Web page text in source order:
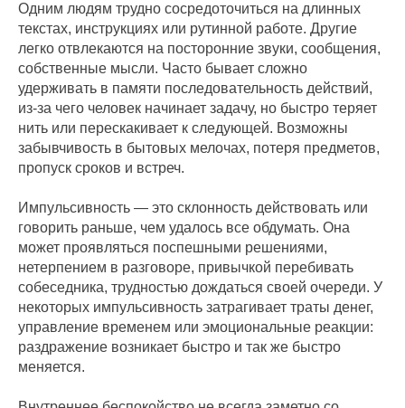
Одним людям трудно сосредоточиться на длинных
текстах, инструкциях или рутинной работе. Другие
легко отвлекаются на посторонние звуки, сообщения,
собственные мысли. Часто бывает сложно
удерживать в памяти последовательность действий,
из-за чего человек начинает задачу, но быстро теряет
нить или перескакивает к следующей. Возможны
забывчивость в бытовых мелочах, потеря предметов,
пропуск сроков и встреч.
Импульсивность — это склонность действовать или
говорить раньше, чем удалось все обдумать. Она
может проявляться поспешными решениями,
нетерпением в разговоре, привычкой перебивать
собеседника, трудностью дождаться своей очереди. У
некоторых импульсивность затрагивает траты денег,
управление временем или эмоциональные реакции:
раздражение возникает быстро и так же быстро
меняется.